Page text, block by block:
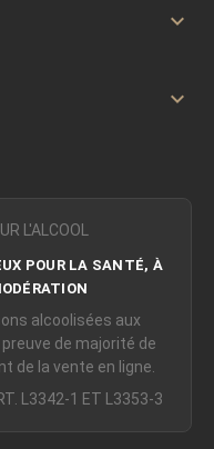


L'ALCOOL
POUR LA SANTÉ, À
alcoolisées aux
de majorité de
de la vente en ligne.
L3342-1 ET L3353-3